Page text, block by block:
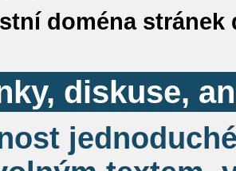
doména stránek
diskuse,